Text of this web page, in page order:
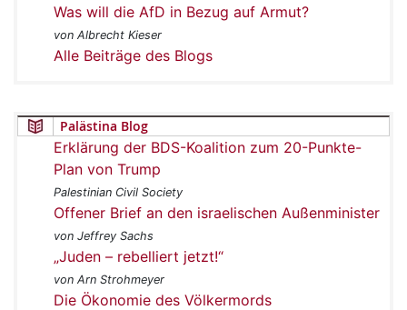
Was will die AfD in Bezug auf Armut?
von Albrecht Kieser
Alle Beiträge des Blogs
Palästina Blog
Erklärung der BDS-Koalition zum 20-Punkte-
Plan von Trump
Palestinian Civil Society
Offener Brief an den israelischen Außenminister
von Jeffrey Sachs
„Juden – rebelliert jetzt!“
von Arn Strohmeyer
Die Ökonomie des Völkermords